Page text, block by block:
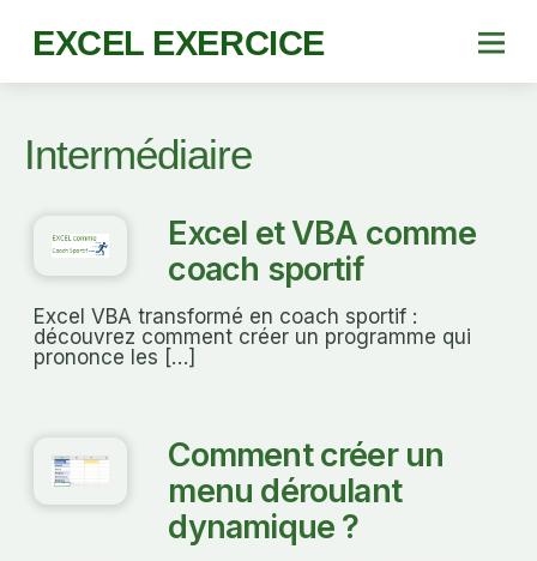
EXCEL EXERCICE
Intermédiaire
Excel et VBA comme
coach sportif
Excel VBA transformé en coach sportif :
découvrez comment créer un programme qui
prononce les […]
Comment créer un
menu déroulant
dynamique ?